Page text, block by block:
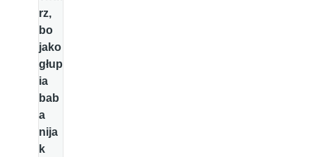
rz,
bo
jako
głup
ia
bab
a
nija
k